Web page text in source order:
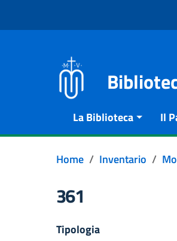
La Biblioteca Il
Home Inventario
361
Tipologia